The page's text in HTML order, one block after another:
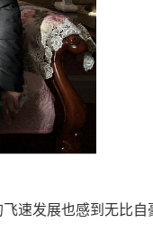
速发展也感到无比自